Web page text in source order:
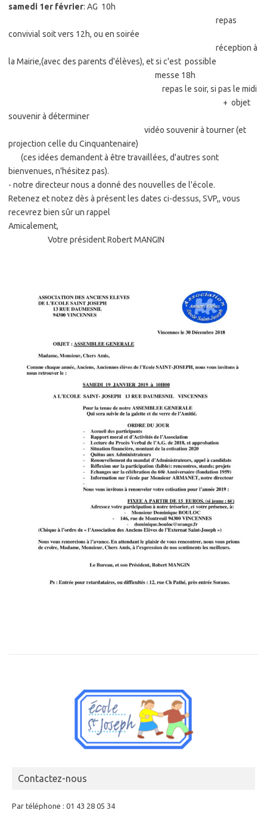
samedi 1er février: AG 10h
repas
convivial soit vers 12h, ou en soirée
réception à
la Mairie,(avec des parents d'élèves), et si c'est possible
messe 18h
repas le soir, si pas le midi
+ objet
souvenir à déterminer
vidéo souvenir à tourner (et
projection celle du Cinquantenaire)
(ces idées demandent à être travaillées, d'autres sont
bienvenues, n'hésitez pas).
- notre directeur nous a donné des nouvelles de l'école.
Retenez et notez dès à présent les dates ci-dessus, SVP,, vous
recevrez bien sûr un rappel
Amicalement,
Votre président RobertMANGIN
Contactez-nous
Par téléphone : 01 43 28 05 34